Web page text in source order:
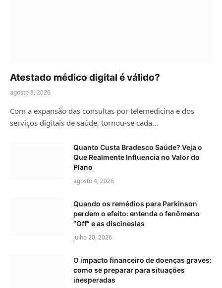
Atestado médico digital é válido?
agosto 8, 2026
Com a expansão das consultas por telemedicina e dos
serviços digitais de saúde, tornou-se cada…
Quanto Custa Bradesco Saúde? Veja o
Que Realmente Influencia no Valor do
Plano
agosto 4, 2026
Quando os remédios para Parkinson
perdem o efeito: entenda o fenômeno
“Off” e as discinesias
julho 20, 2026
O impacto financeiro de doenças graves:
como se preparar para situações
inesperadas